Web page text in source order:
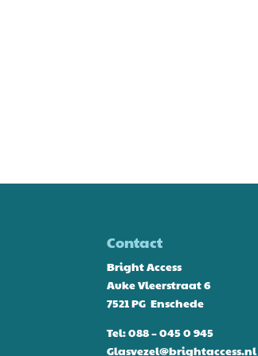
Contact
Bright Access
Auke Vleerstraat 6
7521 PG Enschede
Tel:088 – 045 0 945
Glasvezel@brightaccess.nl